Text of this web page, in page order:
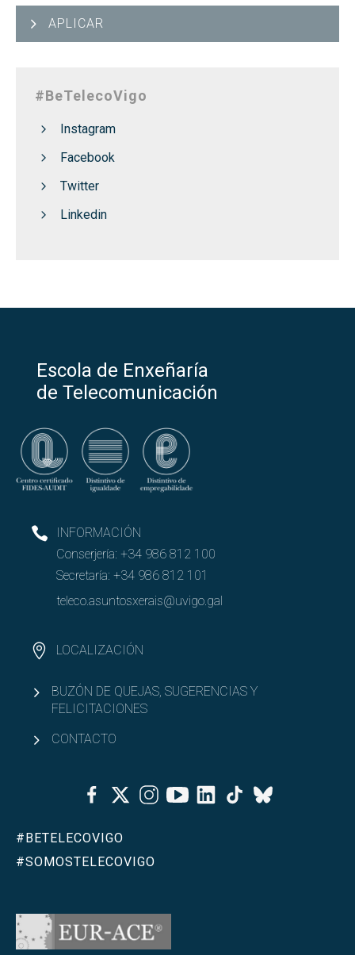
APLICAR
#BeTelecoVigo
Instagram
Facebook
Twitter
Linkedin
Escola de Enxeñaría
de Telecomunicación
INFORMACIÓN
Conserjería: +34 986 812 100
Secretaría: +34 986 812 101
teleco.asuntosxerais@uvigo.gal
LOCALIZACIÓN
BUZÓN DE QUEJAS, SUGERENCIAS Y
FELICITACIONES
CONTACTO
FacebookTwitterInstagramYoutubeLinkedinTiktok
Bluesky
#BETELECOVIGO
#SOMOSTELECOVIGO